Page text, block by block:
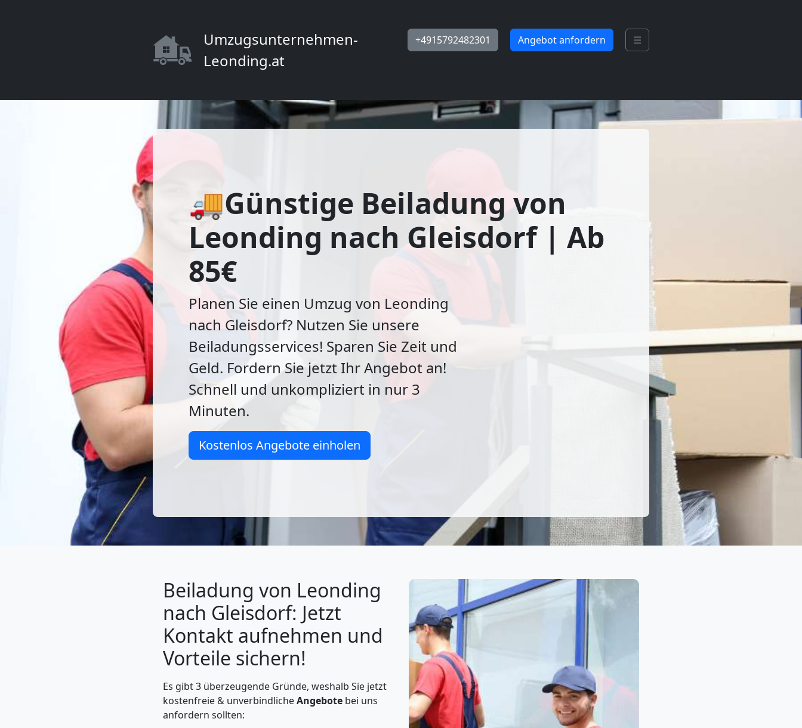
Umzugsunternehmen-
Leonding.at
+4915792482301 Angebot anfordern ☰
🚚Günstige Beiladung von
Leonding nach Gleisdorf | Ab
85€
Planen Sie einen Umzug von Leonding
nach Gleisdorf? Nutzen Sie unsere
Beiladungsservices! Sparen Sie Zeit und
Geld. Fordern Sie jetzt Ihr Angebot an!
Schnell und unkompliziert in nur 3
Minuten.
Kostenlos Angebote einholen
Beiladung von Leonding
nach Gleisdorf: Jetzt
Kontakt aufnehmen und
Vorteile sichern!
Es gibt 3 überzeugende Gründe, weshalb Sie jetzt
kostenfreie & unverbindlicheAngebote bei uns
anfordern sollten: